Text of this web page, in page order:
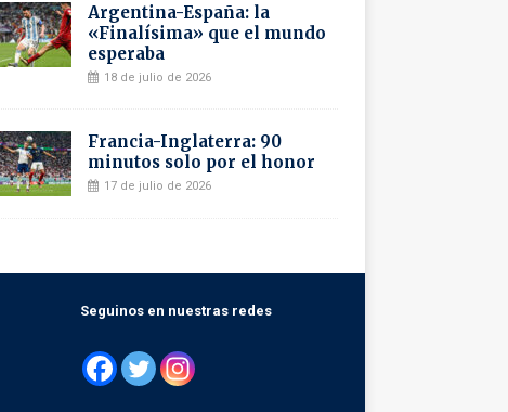
Argentina-España: la
«Finalísima» que el mundo
esperaba
18 de julio de 2026
Francia-Inglaterra: 90
minutos solo por el honor
17 de julio de 2026
Seguinos en nuestras redes